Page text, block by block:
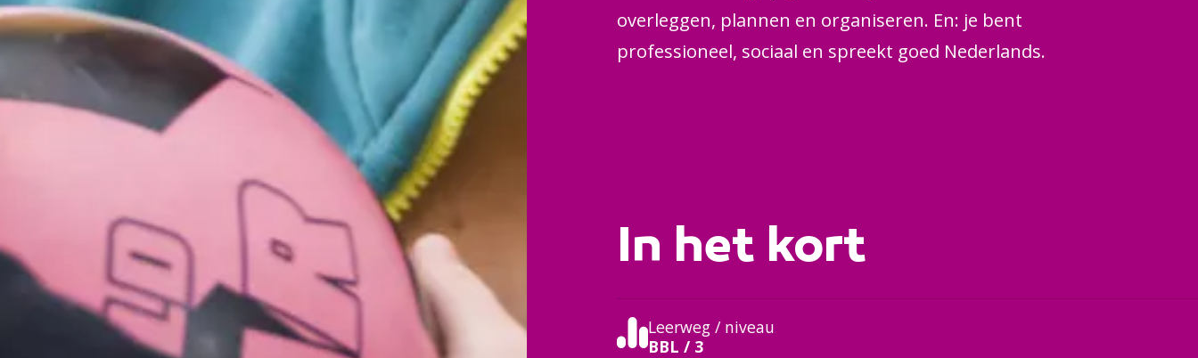
overleggen, plannen en organiseren. En: je bent
professioneel, sociaal en spreekt goed Nederlands.
In het kort
Leerweg / niveau
BBL / 3